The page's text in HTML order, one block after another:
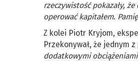
rzeczywistość pokazały,
operować kapitałem.
Z kolei Piotr Kryjom,
Przekonywał, że jednym
dodatkowymi